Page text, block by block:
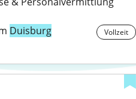
Duisburg Vollzeit